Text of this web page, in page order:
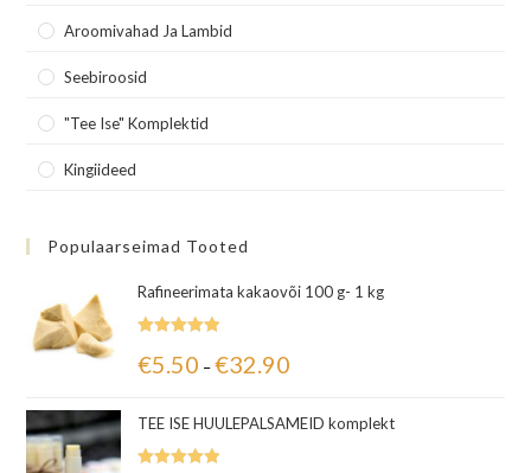
Aroomivahad Ja Lambid
Seebiroosid
"Tee Ise" Komplektid
Kingiideed
Populaarseimad Tooted
Rafineerimata kakaovõi 100 g- 1 kg
5.00 / 5
€5.50 – €32.90
TEE ISE HUULEPALSAMEID komplekt